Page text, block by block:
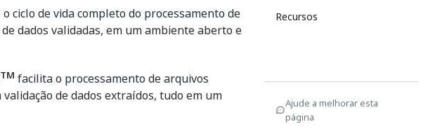
ciclo de vida completo do processamento de
dados validadas, em um ambiente aberto e
TM facilita o processamento de arquivos
de dados extraídos, tudo em um
Recursos
Ajude a melhorar esta
página